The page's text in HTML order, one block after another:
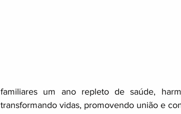
familiares um ano repleto de saúde,
transformando vidas, promovendo união e